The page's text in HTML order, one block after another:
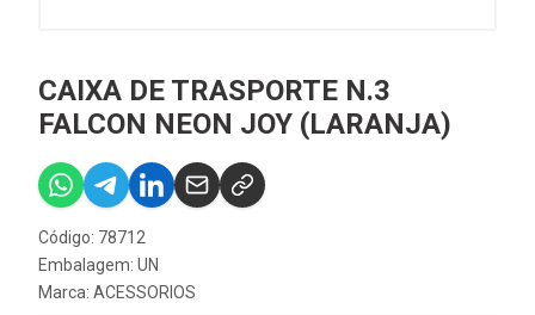
CAIXA DE TRASPORTE N.3
FALCON NEON JOY (LARANJA)
Código: 78712
Embalagem: UN
Marca: ACESSORIOS